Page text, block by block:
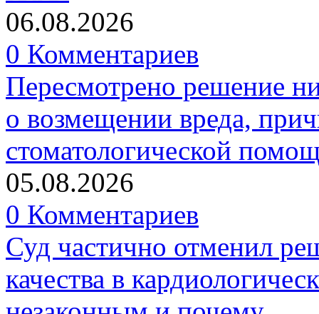
06.08.2026
0 Комментариев
Пересмотрено решение
о возмещении вреда,
стоматологической
05.08.2026
0 Комментариев
Суд частично отменил
качества в